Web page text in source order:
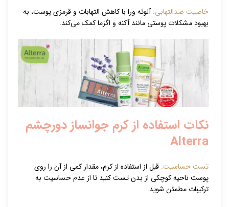
خاصیت ضدالتهابی:آلوئه ورا با کاهش التهابات و قرمزی پوست، به
بهبود مشکلات پوستی مانند آکنه و اگزما کمک می‌کند.
نکات استفاده از کرم جوانساز دورچشم
Alterra
تست حساسیت: قبل از استفاده از کرم، مقدار کمی از آن را روی
پوست ناحیه کوچکی از بدن تست کنید تا از عدم حساسیت به
ترکیبات مطمئن شوید.